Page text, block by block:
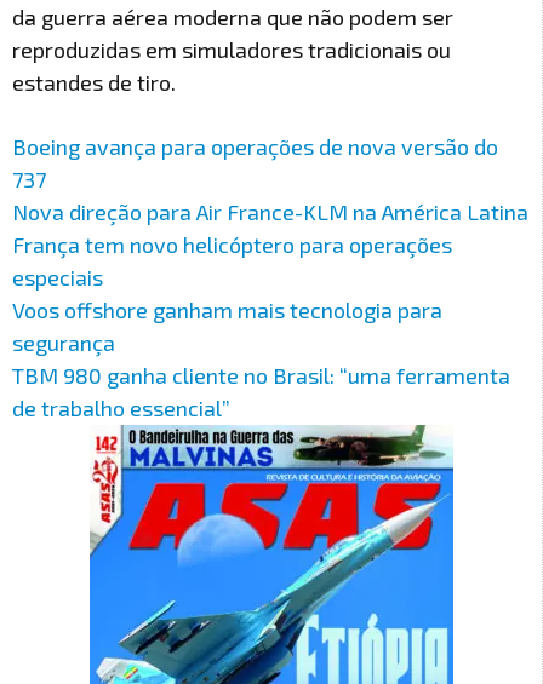
da guerra aérea moderna que não podem ser
reproduzidas em simuladores tradicionais ou
estandes de tiro.
Boeing avança para operações de nova versão do
737
Nova direção para Air France-KLM na América Latina
França tem novo helicóptero para operações
especiais
Voos offshore ganham mais tecnologia para
segurança
TBM 980 ganha cliente no Brasil: “uma ferramenta
de trabalho essencial”